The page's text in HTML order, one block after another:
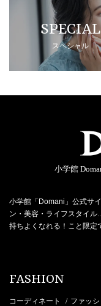
SPECIAL
スペシャル
小学館
小学館「Domani」公式サ
ン・美容・ライフスタイ
持ちよくなれる！こと限定
FASHION
コーディネート / ファッ